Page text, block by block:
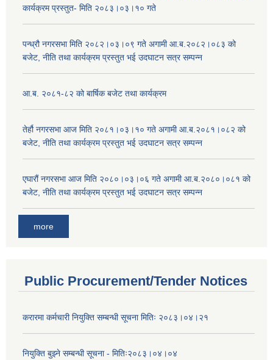
कार्यक्रम प्रस्तुत- मिति २०८३।०३।१० गते
पन्ध्रौ नगरसभा मिति २०८२।०३।०९ गते अगामी आ.ब.२०८२।०८३ को
बजेट, नीति तथा कार्यक्रम प्रस्तुत भई उदघाटन सत्र सम्पन्न
आ.ब. २०८१-८२ को बार्षिक बजेट तथा कार्यक्रम
तेर्हौ नगरसभा आज मिति २०८१।०३।१० गते अगामी आ.ब.२०८१।०८२ को
बजेट, नीति तथा कार्यक्रम प्रस्तुत भई उदघाटन सत्र सम्पन्न
एघारौं नगरसभा आज मिति २०८०।०३।०६ गते अगामी आ.ब.२०८०।०८१ को
बजेट, नीति तथा कार्यक्रम प्रस्तुत भई उदघाटन सत्र सम्पन्न
more
Public Procurement/Tender Notices
करारमा कर्मचारी नियुक्ति सम्बन्धी सूचना मितिः २०८३।०४।२१
नियुक्ति बुझ्ने सम्बन्धी सूचना - मितिः२०८३।०४।०४